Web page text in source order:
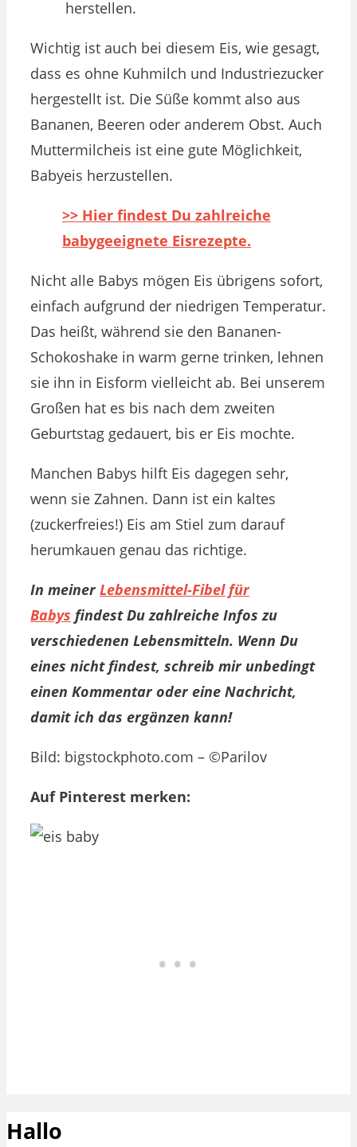
herstellen.
Wichtig ist auch bei diesem Eis, wie gesagt,
dass es ohne Kuhmilch und Industriezucker
hergestellt ist. Die Süße kommt also aus
Bananen, Beeren oder anderem Obst. Auch
Muttermilcheis ist eine gute Möglichkeit,
Babyeis herzustellen.
>> Hier findest Du zahlreiche
babygeeignete Eisrezepte.
Nicht alle Babys mögen Eis übrigens sofort,
einfach aufgrund der niedrigen Temperatur.
Das heißt, während sie den Bananen-
Schokoshake in warm gerne trinken, lehnen
sie ihn in Eisform vielleicht ab. Bei unserem
Großen hat es bis nach dem zweiten
Geburtstag gedauert, bis er Eis mochte.
Manchen Babys hilft Eis dagegen sehr,
wenn sie Zahnen. Dann ist ein kaltes
(zuckerfreies!) Eis am Stiel zum darauf
herumkauen genau das richtige.
In meinerLebensmittel-Fibel für
Babys findest Du zahlreiche Infos zu
verschiedenen Lebensmitteln. Wenn Du
eines nicht findest, schreib mir unbedingt
einen Kommentar oder eine Nachricht,
damit ich das ergänzen kann!
Bild: bigstockphoto.com – ©Parilov
Auf Pinterest merken:
Hallo